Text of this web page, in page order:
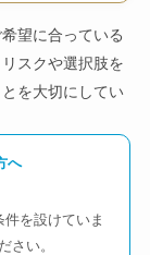
望に合っている
スクや選択肢を
を大切にしてい
へ
を設けていま
さい。